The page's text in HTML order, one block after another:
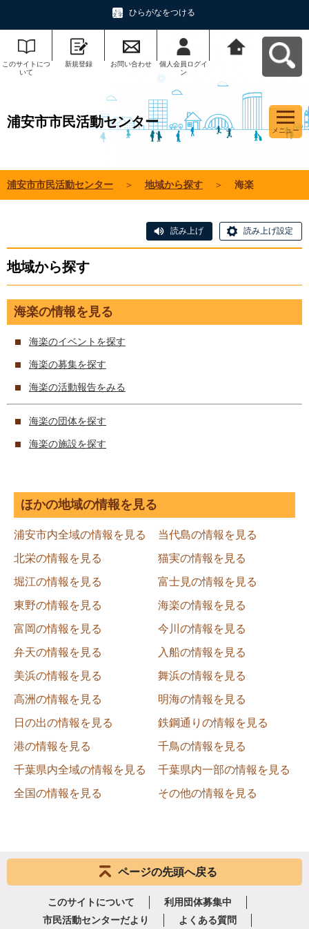
ひらがなをつける
このサイトにつ
いて
新規登録 お問い合わせ
個人会員ログイ
ン
浦安市市民活動センター
メニュー
浦安市市民活動センター ＞ 地域から探す ＞ 海楽
読み上げ 読み上げ設定
地域から探す
海楽の情報を見る
海楽のイベントを探す
海楽の募集を探す
海楽の活動報告をみる
海楽の団体を探す
海楽の施設を探す
ほかの地域の情報を見る
浦安市内全域の情報を見る
当代島の情報を見る
北栄の情報を見る
猫実の情報を見る
堀江の情報を見る
富士見の情報を見る
東野の情報を見る
海楽の情報を見る
富岡の情報を見る
今川の情報を見る
弁天の情報を見る
入船の情報を見る
美浜の情報を見る
舞浜の情報を見る
高洲の情報を見る
明海の情報を見る
日の出の情報を見る
鉄鋼通りの情報を見る
港の情報を見る
千鳥の情報を見る
千葉県内全域の情報を見る
千葉県内一部の情報を見る
全国の情報を見る
その他の情報を見る
ページの先頭へ戻る
このサイトについて
利用団体募集中
市民活動センターだより
よくある質問